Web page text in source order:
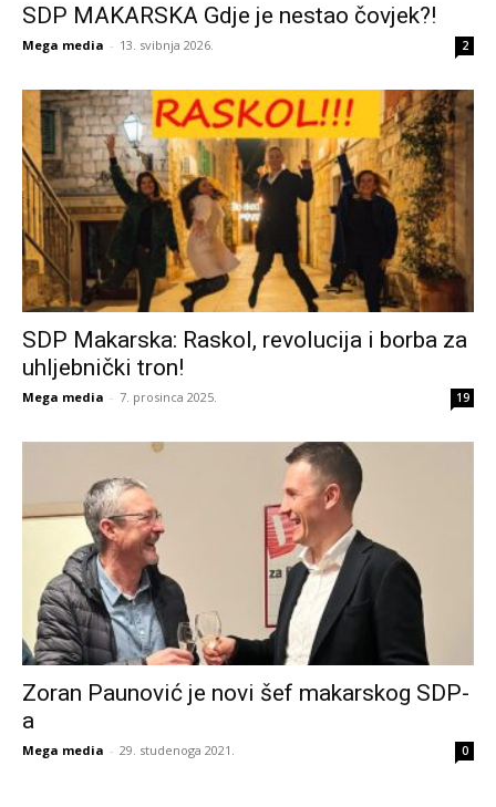
SDP MAKARSKA Gdje je nestao čovjek?!
Mega media - 13. svibnja 2026. 2
SDP Makarska: Raskol, revolucija i borba za
uhljebnički tron!
Mega media - 7. prosinca 2025. 19
Zoran Paunović je novi šef makarskog SDP-
a
Mega media - 29. studenoga 2021. 0